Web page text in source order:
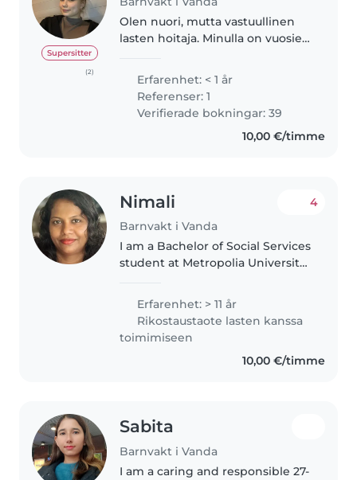
Supersitter
(2)
Olen nuori, mutta vastuullinen
lasten hoitaja. Minulla on vuosien
suvun keskuudesta. Puhun
sujuvaa englantia ja olen
esimerkiksi toiminut au pairina..
Erfarenhet: < 1 år
Referenser: 1
Verifierade bokningar: 39
10,00 €/timme
Nimali
Barnvakt i Vanda
4
I am a Bachelor of Social Services
student at Metropolia University,
Education and Care. During my
studies, I have gained
experience working with
Erfarenhet: > 11 år
Rikostaustaote lasten kanssa
toimimiseen
10,00 €/timme
Sabita
Barnvakt i Vanda
I am a caring and responsible 27-